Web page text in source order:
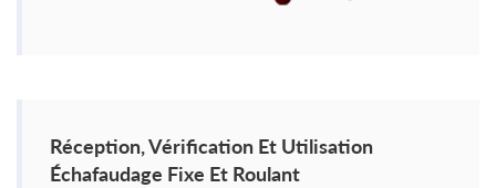
Réception, Vérification Et Utilisation
Échafaudage Fixe Et Roulant